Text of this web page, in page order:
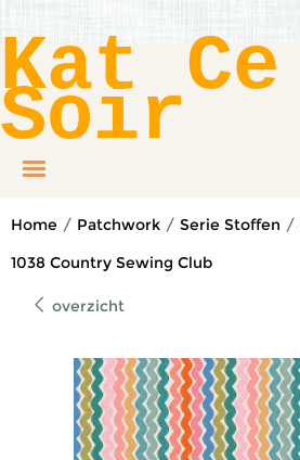
Kat Ce
Soir
Home / Patchwork / Serie Stoffen /
1038 Country Sewing Club
overzicht